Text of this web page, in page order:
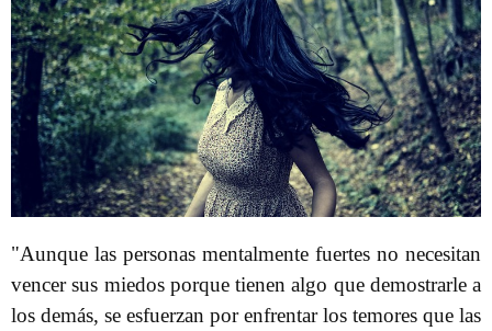
"Aunque las personas mentalmente fuertes no necesitan
vencer sus miedos porque tienen algo que demostrarle a
los demás, se esfuerzan por enfrentar los temores que las